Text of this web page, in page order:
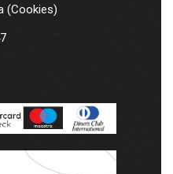
(Cookies)